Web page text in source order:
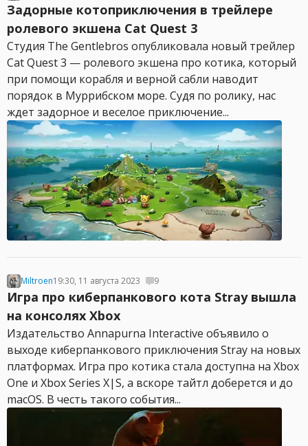
Задорные котоприключения в трейлере
ролевого экшена Cat Quest 3
Студия The Gentlebros опубликовала новый трейлер
Cat Quest 3 — ролевого экшена про котика, который
при помощи корабля и верной сабли наводит
порядок в Муррибском море. Судя по ролику, нас
ждет задорное и веселое приключение...
Miltroen19:30, 11 августа 2023 9
Игра про киберпанкового кота Stray вышла
на консолях Xbox
Издательство Annapurna Interactive объявило о
выходе киберпанкового приключения Stray на новых
платформах. Игра про котика стала доступна на Xbox
One и Xbox Series X|S, а вскоре тайтл доберется и до
macOS. В честь такого события...